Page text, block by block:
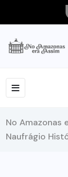
No Amazonas
Naufrágio